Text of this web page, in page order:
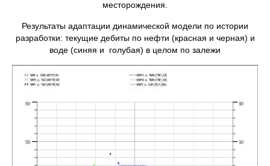
месторождения.
Результаты адаптации динамической модели по истории
разработки: текущие дебиты по нефти (красная и черная) и
воде (синяя и голубая) в целом по залежи